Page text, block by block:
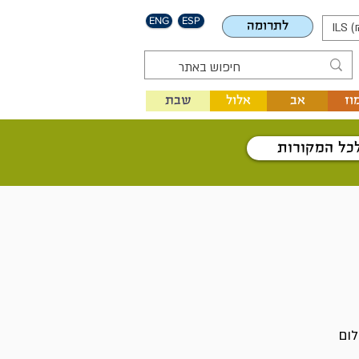
ENG ESP לתרומה ILS
אלול שבת אב
המקורות